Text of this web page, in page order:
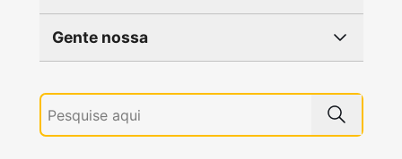
Gente nossa